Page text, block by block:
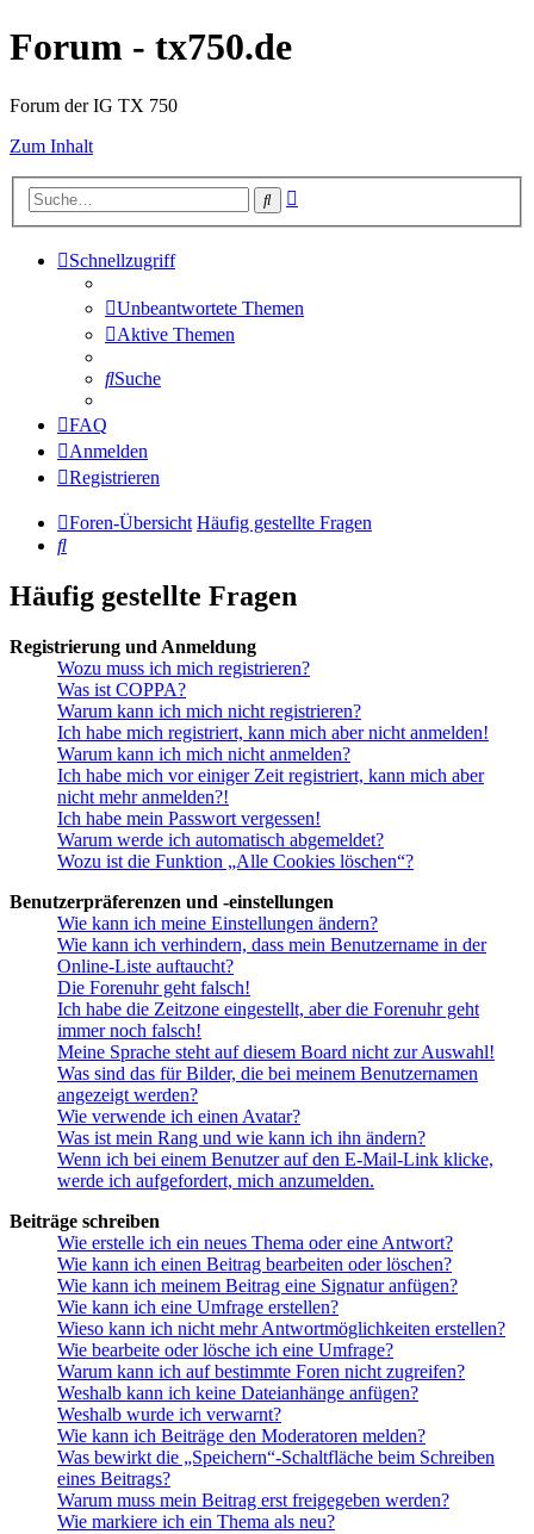
Forum - tx750.de
Forum der IG TX 750
Zum Inhalt
Suche
Schnellzugriff
Unbeantwortete Themen
Aktive Themen
Suche
FAQ
Anmelden
Registrieren
Foren-Übersicht Häufig gestellte Fragen
Suche
Häufig gestellte Fragen
Registrierung und Anmeldung
Wozu muss ich mich registrieren?
Was ist COPPA?
Warum kann ich mich nicht registrieren?
Ich habe mich registriert, kann mich aber nicht anmelden!
Warum kann ich mich nicht anmelden?
Ich habe mich vor einiger Zeit registriert, kann mich aber
nicht mehr anmelden?!
Ich habe mein Passwort vergessen!
Warum werde ich automatisch abgemeldet?
Wozu ist die Funktion „Alle Cookies löschen“?
Benutzerpräferenzen und -einstellungen
Wie kann ich meine Einstellungen ändern?
Wie kann ich verhindern, dass mein Benutzername in der
Online-Liste auftaucht?
Die Forenuhr geht falsch!
Ich habe die Zeitzone eingestellt, aber die Forenuhr geht
immer noch falsch!
Meine Sprache steht auf diesem Board nicht zur Auswahl!
Was sind das für Bilder, die bei meinem Benutzernamen
angezeigt werden?
Wie verwende ich einen Avatar?
Was ist mein Rang und wie kann ich ihn ändern?
Wenn ich bei einem Benutzer auf den E-Mail-Link klicke,
werde ich aufgefordert, mich anzumelden.
Beiträge schreiben
Wie erstelle ich ein neues Thema oder eine Antwort?
Wie kann ich einen Beitrag bearbeiten oder löschen?
Wie kann ich meinem Beitrag eine Signatur anfügen?
Wie kann ich eine Umfrage erstellen?
Wieso kann ich nicht mehr Antwortmöglichkeiten erstellen?
Wie bearbeite oder lösche ich eine Umfrage?
Warum kann ich auf bestimmte Foren nicht zugreifen?
Weshalb kann ich keine Dateianhänge anfügen?
Weshalb wurde ich verwarnt?
Wie kann ich Beiträge den Moderatoren melden?
Was bewirkt die „Speichern“-Schaltfläche beim Schreiben
eines Beitrags?
Warum muss mein Beitrag erst freigegeben werden?
Wie markiere ich ein Thema als neu?